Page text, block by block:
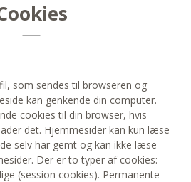
som sendes til browseren og
kan genkende din computer.
cookies til din browser, hvis
det. Hjemmesider kan kun læse
selv har gemt og kan ikke læse
Der er to typer af cookies:
(session cookies). Permanente